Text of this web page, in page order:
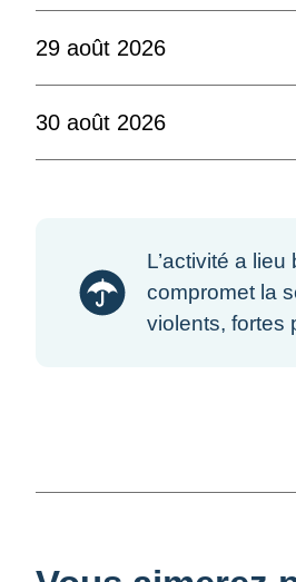
29 août 2026
30 août 2026
L’activité a
compromet la
violents, fortes